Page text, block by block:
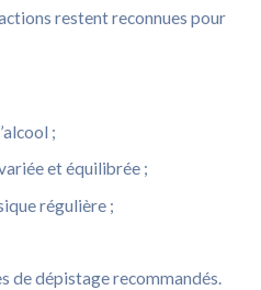
restent reconnues pour
;
et équilibrée ;
régulière ;
de dépistage recommandés.